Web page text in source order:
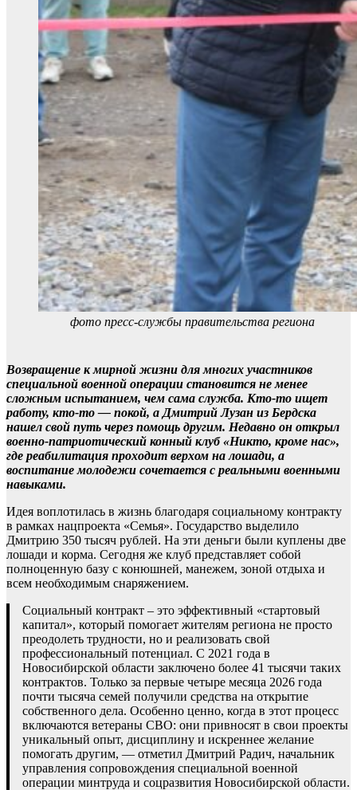
фото пресс-службы правительства региона
Возвращение к мирной жизни для многих участников
специальной военной операции становится не менее
сложным испытанием, чем сама служба. Кто-то ищет
работу, кто-то — покой, а Дмитрий Лузан из Бердска
нашел свой путь через помощь другим. Недавно он открыл
военно-патриотический конный клуб «Никто, кроме нас»,
где реабилитация проходит верхом на лошади, а
воспитание молодежи сочетается с реальными военными
навыками.
Идея воплотилась в жизнь благодаря социальному контракту
в рамках нацпроекта «Семья». Государство выделило
Дмитрию 350 тысяч рублей. На эти деньги были куплены две
лошади и корма. Сегодня же клуб представляет собой
полноценную базу с конюшней, манежем, зоной отдыха и
всем необходимым снаряжением.
Социальный контракт – это эффективный «стартовый
капитал», который помогает жителям региона не просто
преодолеть трудности, но и реализовать свой
профессиональный потенциал. С 2021 года в
Новосибирской области заключено более 41 тысячи таких
контрактов. Только за первые четыре месяца 2026 года
почти тысяча семей получили средства на открытие
собственного дела. Особенно ценно, когда в этот процесс
включаются ветераны СВО: они привносят в свои проекты
уникальный опыт, дисциплину и искреннее желание
помогать другим, — отметил Дмитрий Радич, начальник
управления сопровождения специальной военной
операции минтруда и соцразвития Новосибирской области.